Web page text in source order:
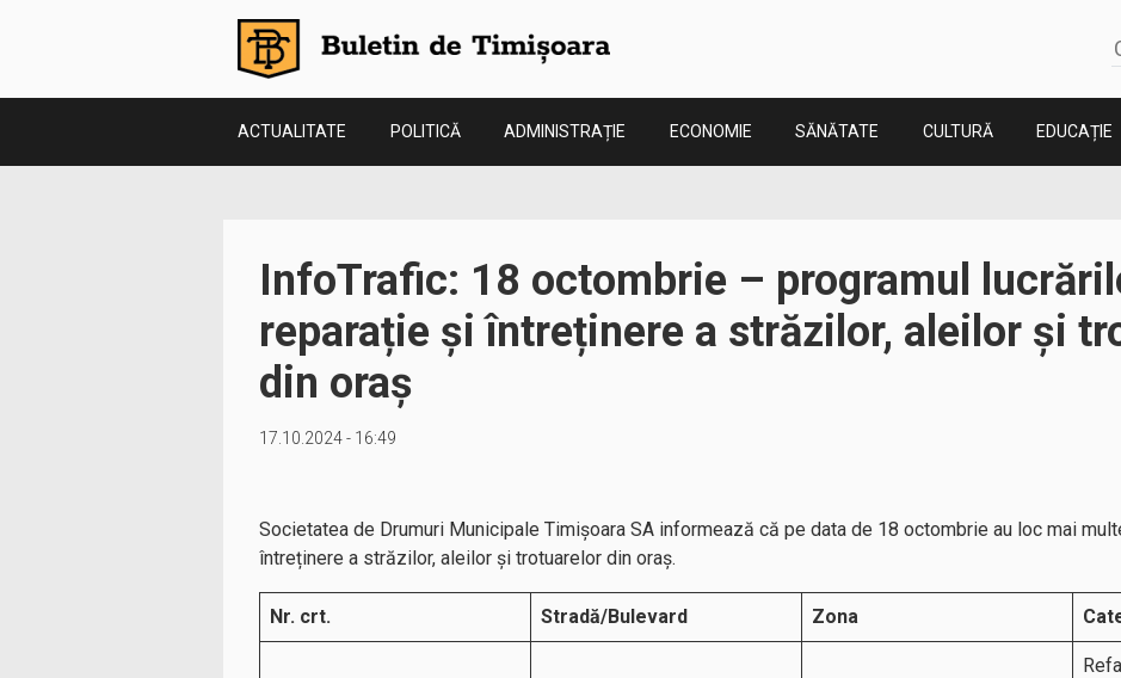
ACTUALITATE POLITICĂ ADMINISTRAȚIE ECONOMIE SĂNĂTATE CULTURĂ EDUCAȚIE
InfoTrafic: 18 octombrie – programul
reparație și întreținere a străzilor, aleilor și
din oraș
17.10.2024 - 16:49
Societatea de Drumuri Municipale Timișoara SA informează că pe data de 18 octombrie au loc mai
întreținere a străzilor, aleilor și trotuarelor din oraș.
Nr. crt. Stradă/Bulevard Zona